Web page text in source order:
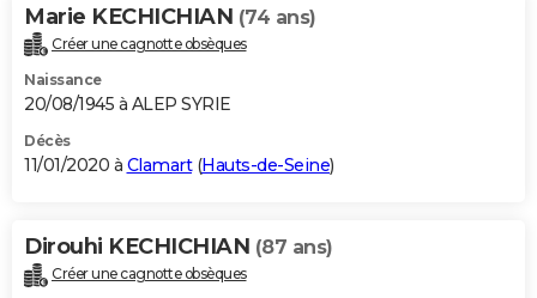
Marie KECHICHIAN (74 ans)
Créer une cagnotte obsèques
Naissance
20/08/1945 à ALEP SYRIE
Décès
11/01/2020 à Clamart(Hauts-de-Seine)
Dirouhi KECHICHIAN (87 ans)
Créer une cagnotte obsèques